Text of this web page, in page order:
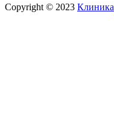
Copyright © 2023 Клиника